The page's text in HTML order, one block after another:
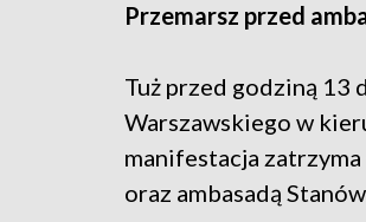
Przemarsz przed
Tuż przed godziną 13
Warszawskiego w
manifestacja
oraz ambasadą